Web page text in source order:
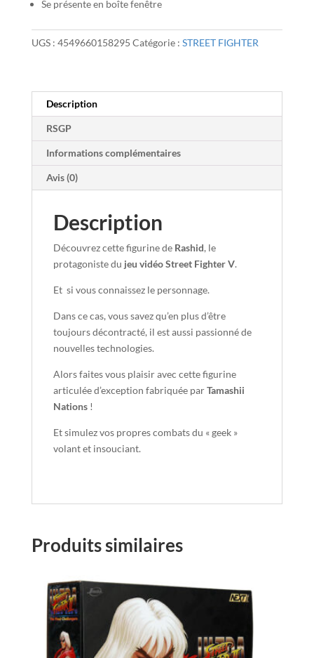
Se présente en boîte fenêtre
UGS : 4549660158295 Catégorie : STREET FIGHTER
Description
RSGP
Informations complémentaires
Avis (0)
Description
Découvrez cette figurine deRashid, le
protagoniste du jeu vidéo Street Fighter V.
Et si vous connaissez le personnage.
Dans ce cas, vous savez qu’en plus d’être
toujours décontracté, il est aussi passionné de
nouvelles technologies.
Alors faites vous plaisir avec cette figurine
articulée d’exception fabriquée parTamashii
Nations!
Et simulez vos propres combats du « geek »
volant et insouciant.
Produits similaires